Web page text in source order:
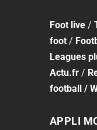
Footlive/
foot/
Leagues
Actu.fr/
football/
APPLI